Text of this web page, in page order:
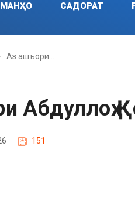
САДОРАТ
Аз ашъори…
Абдуллоҳ
151